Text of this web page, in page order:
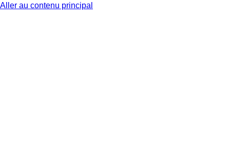
Aller au contenu principal